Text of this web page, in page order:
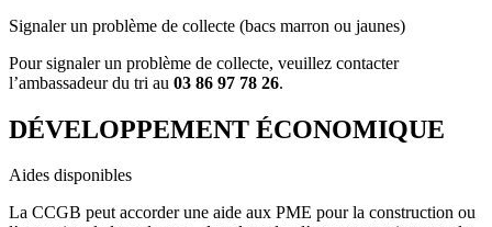
Signaler un problème de collecte (bacs marron ou jaunes)
Pour signaler un problème de collecte, veuillez contacter
l’ambassadeur du tri au 03 86 97 78 26.
DÉVELOPPEMENT ÉCONOMIQUE
Aides disponibles
La CCGB peut accorder une aide aux PME pour la construction ou